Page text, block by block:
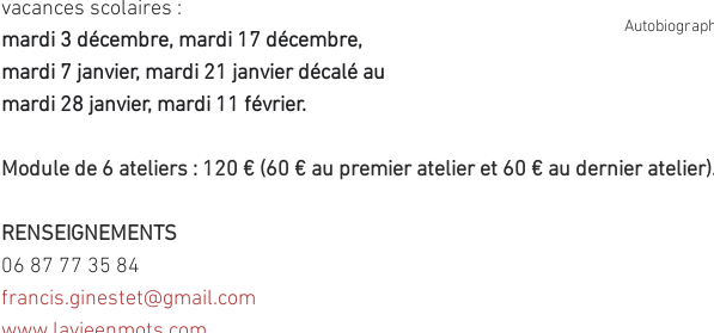
vacances scolaires :
mardi 3 décembre, mardi 17 décembre,
mardi 7 janvier, mardi 21 janvier décalé au
mardi 28 janvier, mardi 11 février.
Module de 6 ateliers : 120 € (60 € au premier atelier et 60 € au dernier
RENSEIGNEMENTS
06 87 77 35 84
francis.ginestet@gmail.com